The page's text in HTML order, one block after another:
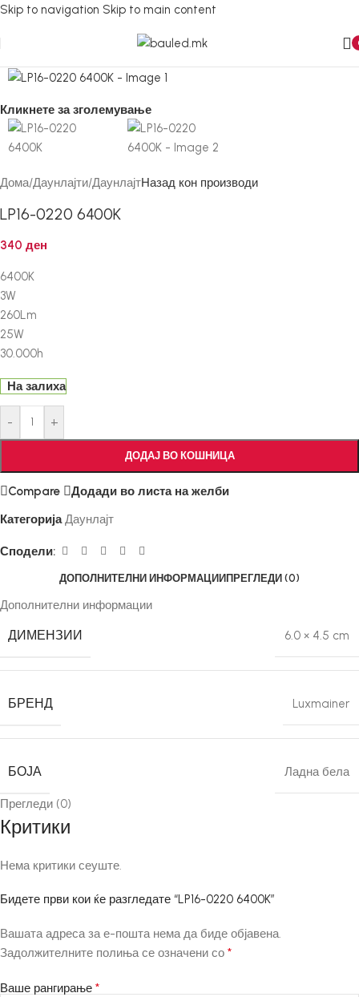
Skip to navigation Skip to main content
Кликнете за зголемување
Дома/Даунлајти/ДаунлајтНазад кон производи
LP16-0220 6400K
340 ден
6400K
3W
260Lm
25W
30.000h
На залиха
- +
ДОДАЈ ВО КОШНИЦА
Compare
Додади во листа на желби
Категорија Даунлајт
Сподели:
ДОПОЛНИТЕЛНИ ИНФОРМАЦИИ ПРЕГЛЕДИ (0)
Дополнителни информации
ДИМЕНЗИИ 6.0 × 4.5 cm
БРЕНД Luxmainer
БОЈА Ладна бела
Прегледи (0)
Критики
Нема критики сеуште.
Бидете први кои ќе разгледате “LP16-0220 6400K”
Вашата адреса за е-пошта нема да биде објавена.
Задолжителните полиња се означени со *
Ваше рангирање *